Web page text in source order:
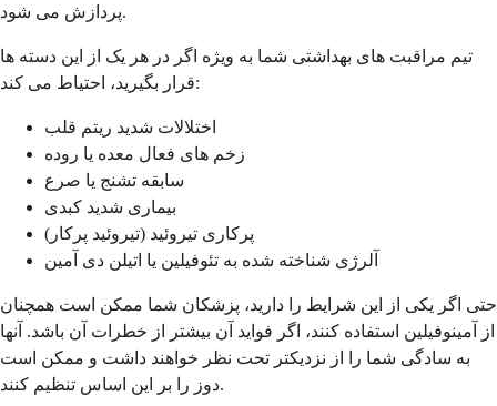
پردازش می شود.
تیم مراقبت های بهداشتی شما به ویژه اگر در هر یک از این دسته ها
قرار بگیرید، احتیاط می کند:
اختلالات شدید ریتم قلب
زخم های فعال معده یا روده
سابقه تشنج یا صرع
بیماری شدید کبدی
پرکاری تیروئید (تیروئید پرکار)
آلرژی شناخته شده به تئوفیلین یا اتیلن دی آمین
حتی اگر یکی از این شرایط را دارید، پزشکان شما ممکن است همچنان
از آمینوفیلین استفاده کنند، اگر فواید آن بیشتر از خطرات آن باشد. آنها
به سادگی شما را از نزدیکتر تحت نظر خواهند داشت و ممکن است
دوز را بر این اساس تنظیم کنند.